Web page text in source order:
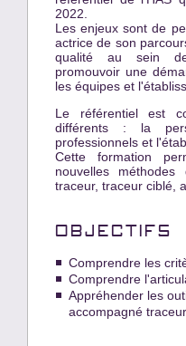
2022.
Les enjeux sont de
actrice de son
qualité au sein
promouvoir une
les équipes et
Le référentiel est
différents : la
professionnels et
Cette formation
nouvelles méthodes
traceur, traceur ciblé,
OBJECTIFS
Comprendre les
Comprendre
Appréhender les
accompagné